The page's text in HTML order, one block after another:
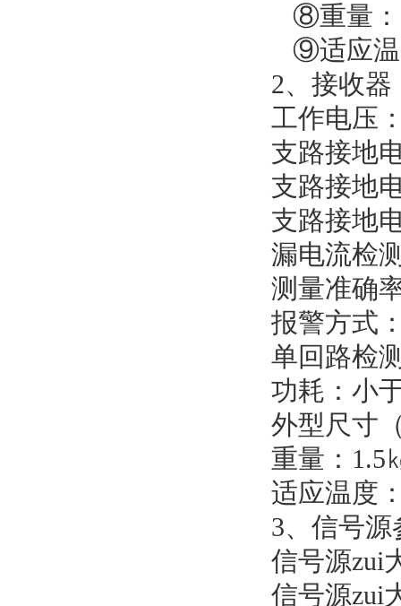
⑧重量：
⑨适应温
2、接收器
工作电压
支路接地
支路接地
支路接地
漏电流检
测量准确
报警方式
单回路检
功耗：小
外型尺寸
重量：1.5
适应温度
3、信号源
信号源zui
信号源zui